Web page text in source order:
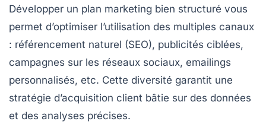
Développer un plan marketing bien structuré vous
permet d’optimiser l’utilisation des multiples canaux
: référencement naturel (SEO), publicités ciblées,
campagnes sur les réseaux sociaux, emailings
personnalisés, etc. Cette diversité garantit une
stratégie d’acquisition client bâtie sur des données
et des analyses précises.